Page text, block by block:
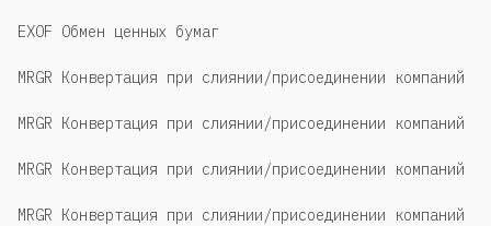
EXOF Обмен ценных бумаг
MRGR Конвертация при слиянии/присоединении компаний
MRGR Конвертация при слиянии/присоединении компаний
MRGR Конвертация при слиянии/присоединении компаний
MRGR Конвертация при слиянии/присоединении компаний